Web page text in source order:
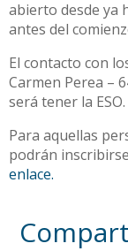
abierto desde ya
antes del
El contacto con
Carmen Perea –
será tener la ESO.
Para aquellas
podrán
enlace.